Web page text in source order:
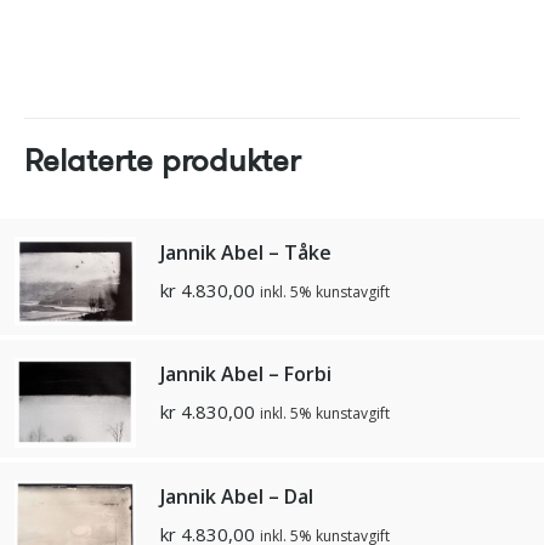
Relaterte produkter
Jannik Abel – Tåke
kr 4.830,00 inkl. 5% kunstavgift
Jannik Abel – Forbi
kr 4.830,00 inkl. 5% kunstavgift
Jannik Abel – Dal
kr 4.830,00 inkl. 5% kunstavgift